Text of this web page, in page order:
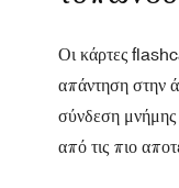
Οι κάρτες
απάντηση στην
σύνδεση μνήμης
από τις πιο